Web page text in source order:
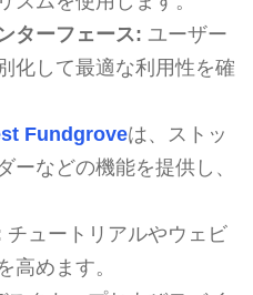
ターフェース: ユーザー
化して最適な利用性を確
Fundgroveは、ストッ
ーなどの機能を提供し、
チュートリアルやウェビ
高めます。